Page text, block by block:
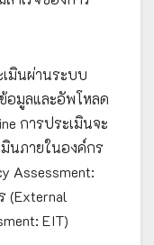
มินผ่านระบบ
อมูลและอัพโหลด
การประเมินจะ
นภายในองค์กร
Assessment:
(External
EIT)